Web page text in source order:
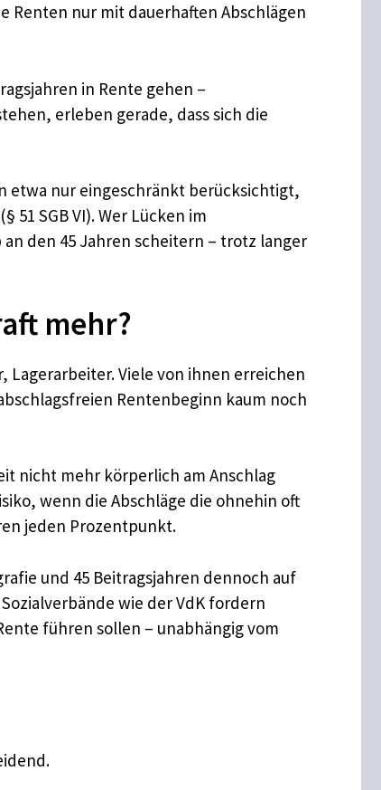
Renten nur mit dauerhaften Abschlägen
in Rente gehen –
erleben gerade, dass sich die
etwa nur eingeschränkt berücksichtigt,
SGB VI). Wer Lücken im
den 45 Jahren scheitern – trotz langer
mehr?
Viele von ihnen erreichen
Rentenbeginn kaum noch
nicht mehr körperlich am Anschlag
wenn die Abschläge die ohnehin oft
jeden Prozentpunkt.
und 45 Beitragsjahren dennoch auf
wie der VdK fordern
führen sollen – unabhängig vom